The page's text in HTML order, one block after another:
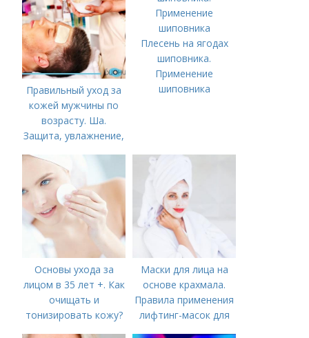
Правильный уход за
кожей мужчины по
возрасту. Ша.
Защита, увлажнение,
Плесень на ягодах
шиповника.
Применение
шиповника
Основы ухода за
лицом в 35 лет +. Как
очищать и
тонизировать кожу?
Маски для лица на
основе крахмала.
Правила применения
лифтинг-масок для